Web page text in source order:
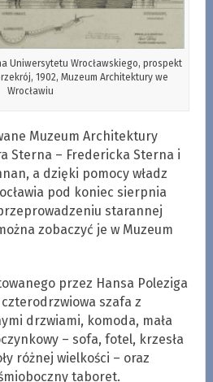
Uniwersytetu Wrocławskiego, prospekt
1902, Muzeum Architektury we
Wrocławiu
Muzeum Architektury
Sterna – Fredericka Sterna i
a dzięki pomocy władz
pod koniec sierpnia
starannej
zobaczyć je w Muzeum
przez Hansa Poleziga
czterodrzwiowa szafa z
drzwiami, komoda, mała
– sofa, fotel, krzesła
różnej wielkości – oraz
taboret.